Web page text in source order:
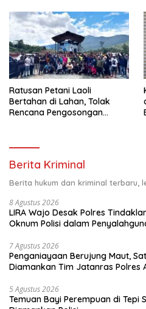
Pemberdayaan dan
Kesejahteraan Keluarga di
Kelurahan Sentang
Ratusan Petani Laoli
Bertahan di Lahan, Tolak
Rencana Pengosongan
Berita Kriminal
Berita hukum dan kriminal terbaru,
8 Agustus 2026
LIRA Wajo Desak Polres
Oknum Polisi dalam
7 Agustus 2026
Penganiayaan Berujung Maut,
Diamankan Tim Jatanras Polres
5 Agustus 2026
Temuan Bayi Perempuan di Tepi